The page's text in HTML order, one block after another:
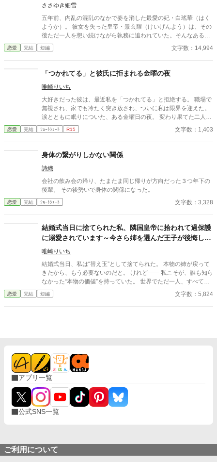
ささゆき細雪
五年前、内乱の混乱のなかで姿を消した最愛の妃・白瑤華（はく
ようか）。 彼女を失った皇帝・景玄耀（けいげんよう）は、その
後ただ一人を想い続けながら執務に追われていた。そんなある
日、書類に彼女の名前を発見し、居ても立っても居られなくな
る。 ――死んだはずの彼女が、生きている？ 同姓同名かもしれな
彼によく似た幼子とともに彼女と再会、地方官吏として働く瑤華
がさないと。 「今さら、逃げ道があると思うなよ」 瑤華を玄耀は
責めずに、待ちの姿勢で包み込み、囲い込んでいく。 秘された皇
子と、選び直した愛。 三人で食卓を囲む幸福が、国をも動かすこ
とになるなんて――？ ＊ ＊ ＊ 後宮から逃げ出して身を
異世界ロマンス。
恋愛 完結 短編 文字数：14,994
「つかれてる」と彼氏に拒まれる金曜の夜
唯崎りいち
大好きだった彼は、最近私を「つかれてる」と拒絶する。 職場で
無視され、家でも冷たく突き放され、ついに私は限界を迎えた。
涙とともに眠りについた、ある金曜日の夜。 変わり果てた二人の
関係は、予想もしない結末を迎える。
恋愛 完結 ｼｮｰﾄｼｮｰﾄ R15 文字数：1,403
身体の繋がりしかない関係
詩織
会社の飲み会の帰り、たまたま同じ帰りが方向だった３つ年下の
後輩。 その後勢いで身体の関係になった。
恋愛 完結 ｼｮｰﾄｼｮｰﾄ 文字数：3,328
結婚式当日に捨てられた私、隣国皇帝に拾われて過保護
に溺愛されています～今さら姉を選んだ王子が後悔して
も手遅れです～
唯崎りいち
結婚式当日、私は“替え玉”として捨てられた。 本物の姉が戻って
きたから、もう必要ないのだと。 けれど—— 私こそが、誰も知ら
なかった“本物の価値”を持っていた。 世界でただ一人、すべてを
癒す力。 そして、その価値を知るただ一人の人が、皇帝となって
私を迎えに来る。 これは、すべてを失った少女が、本当に必要と
恋愛 完結 短編 文字数：5,824
アプリ一覧
公式SNS一覧
ご利用について